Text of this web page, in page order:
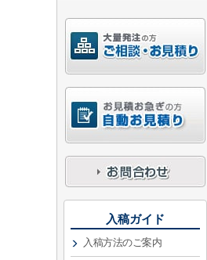
入稿ガイド
入稿方法のご案内